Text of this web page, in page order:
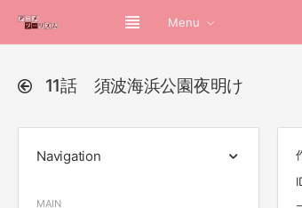
Menu
11話 須波海浜公園夜明け
Navigation
MAIN